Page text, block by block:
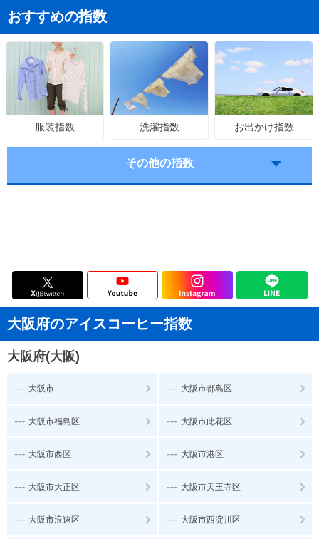
おすすめの指数
服装指数 洗濯指数 お出かけ指数
その他の指数
大阪府のアイスコーヒー指数
大阪府(大阪)
--- 大阪市 --- 大阪市都島区
--- 大阪市福島区 --- 大阪市此花区
--- 大阪市西区 --- 大阪市港区
--- 大阪市大正区 --- 大阪市天王寺区
--- 大阪市浪速区 --- 大阪市西淀川区